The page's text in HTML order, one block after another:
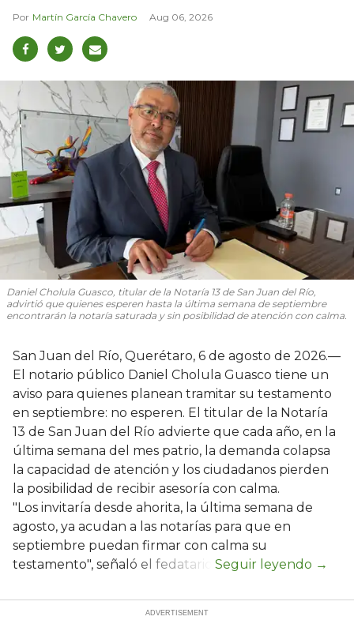
Martín García Chavero Aug 06, 2026
Daniel Cholula Guasco, titular de la Notaría 13 de San Juan del Río,
advirtió que quienes esperen hasta la última semana de septiembre
encontrarán la notaría saturada y sin posibilidad de atención con calma.
San Juan del Río, Querétaro, 6 de agosto de 2026.—
El notario público Daniel Cholula Guasco tiene un
aviso para quienes planean tramitar su testamento
en septiembre: no esperen. El titular de la Notaría
13 de San Juan del Río advierte que cada año, en la
última semana del mes patrio, la demanda colapsa
la capacidad de atención y los ciudadanos pierden
la posibilidad de recibir asesoría con calma.
"Los invitaría desde ahorita, la última semana de
agosto, ya acudan a las notarías para que en
septiembre puedan firmar con calma su
testamento", señaló el fedatario.